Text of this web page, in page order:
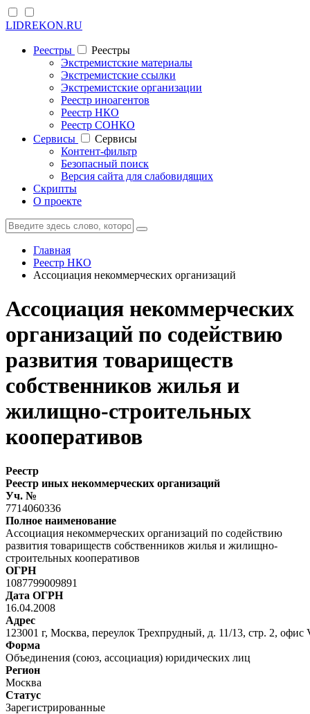
LIDREKON.RU
Реестры
Реестры
Экстремистские материалы
Экстремистские ссылки
Экстремистские организации
Реестр иноагентов
Реестр НКО
Реестр СОНКО
Cервисы
Cервисы
Контент-фильтр
Безопасный поиск
Версия сайта для слабовидящих
Скрипты
О проекте
Главная
Реестр НКО
Ассоциация некоммерческих организаций
Ассоциация некоммерческих
организаций по содействию
развития товариществ
собственников жилья и
жилищно-строительных
кооперативов
Реестр
Реестр иных некоммерческих организаций
Уч. №
7714060336
Полное наименование
Ассоциация некоммерческих организаций по содействию
развития товариществ собственников жилья и жилищно-
строительных кооперативов
ОГРН
1087799009891
Дата ОГРН
16.04.2008
Адрес
123001 г, Москва, переулок Трехпрудный, д. 11/13, стр. 2, офис
Форма
Объединения (союз, ассоциация) юридических лиц
Регион
Москва
Статус
Зарегистрированные